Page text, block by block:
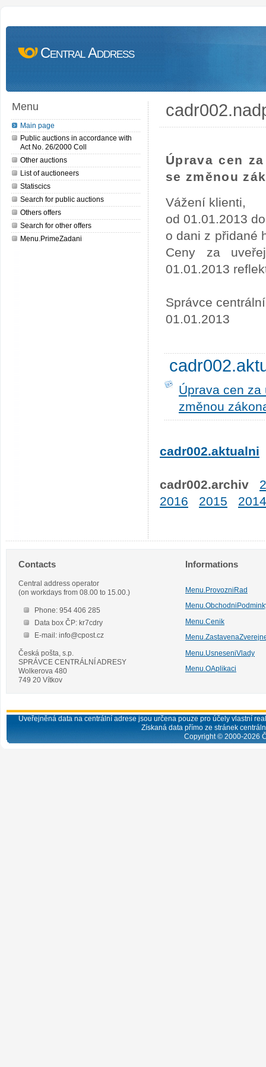
Central Address
Menu
Main page
Public auctions in accordance with
Act No. 26/2000 Coll
Other auctions
List of auctioneers
Statiscics
Search for public auctions
Others offers
Search for other offers
Menu.PrimeZadani
Úprava cen
se změnou
Vážení klienti,
od 01.01.2013
o dani z přidané
Ceny za
01.01.2013
Správce
01.01.2013
Úprava cen
změnou
cadr002.aktualni
cadr002.archiv
2016
2015 2014
Contacts
Central address operator
(on workdays from 08.00 to 15.00.)
Phone: 954 406 285
Data box ČP: kr7cdry
E-mail: info@cpost.cz
Česká pošta, s.p.
SPRÁVCE CENTRÁLNÍ ADRESY
Wolkerova 480
749 20 Vítkov
Informations
Menu.ProvozniRad
Menu.Cenik
Menu.UsneseniVlady
Menu.OAplikaci
Uveřejněná data na centrální adrese jsou určena pouze pro účely vlastní
Získaná data přímo ze stránek
Copyright © 2000-2026